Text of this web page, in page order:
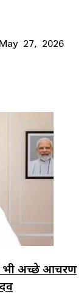
May 27, 2026
भी अच्छे आचरण